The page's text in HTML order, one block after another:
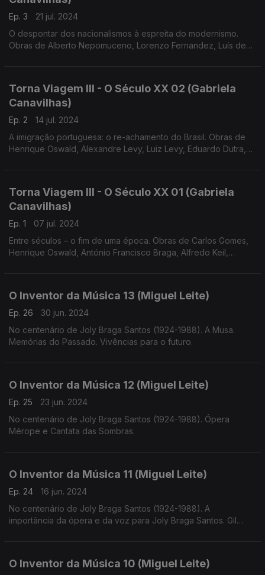
Ep. 3
21 jul. 2024
O despontar dos nacionalismos à espreita do modernismo.
Obras de Alberto Nepomuceno, Lorenzo Fernandez, Luís de
Torna Viagem III - O Século XX 02 (Gabriela
Canavilhas)
Ep. 2
14 jul. 2024
A imigração portuguesa: o re-achamento do Brasil. Obras de
Henrique Oswald, Alexandre Levy, Luiz Levy, Eduardo Dutra,
Torna Viagem III - O Século XX 01 (Gabriela
Canavilhas)
Ep. 1
07 jul. 2024
Entre séculos – o fim de uma época. Obras de Carlos Gomes,
Henrique Oswald, António Francisco Braga, Alfredo Keil,
O Inventor da Música 13 (Miguel Leite)
Ep. 26
30 jun. 2024
No centenário de Joly Braga Santos (1924-1988). A Musa.
Memórias do Passado. Vivências para o futuro.
O Inventor da Música 12 (Miguel Leite)
Ep. 25
23 jun. 2024
No centenário de Joly Braga Santos (1924-1988). Ópera
Mérope e Cantata das Sombras.
O Inventor da Música 11 (Miguel Leite)
Ep. 24
16 jun. 2024
No centenário de Joly Braga Santos (1924-1988). A
importância da ópera e da voz para Joly Braga Santos. Gil
O Inventor da Música 10 (Miguel Leite)